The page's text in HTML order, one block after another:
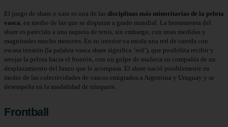
El juego de share o xare es una de las disciplinas más minoritarias de la pelota
vasca , en medio de las que se disputan a grado mundial. La herramienta del
share es parecido a una raqueta de tenis, sin embargo, con unas medidas y
magnitudes mucho menores. En su interior va unida una red de cuerda con
escasa tensión (la palabra vasca share significa ‘red’), que posibilita recibir y
arrojar la pelota hacia el frontón, con un golpe de muñeca en compañía de un
desplazamiento del brazo que le acompasa. El share nació posiblemente en
medio de las colectividades de vascos emigrados a Argentina y Uruguay y se
desempeña en la modalidad de trinquete.
Frontball